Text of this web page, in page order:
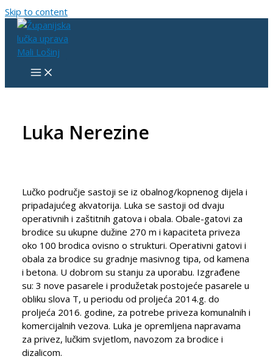
Skip to content
Luka Nerezine
Lučko područje sastoji se iz obalnog/kopnenog dijela i
pripadajućeg akvatorija. Luka se sastoji od dvaju
operativnih i zaštitnih gatova i obala. Obale-gatovi za
brodice su ukupne dužine 270 m i kapaciteta priveza
oko 100 brodica ovisno o strukturi. Operativni gatovi i
obala za brodice su gradnje masivnog tipa, od kamena
i betona. U dobrom su stanju za uporabu. Izgrađene
su: 3 nove pasarele i produžetak postojeće pasarele u
obliku slova T, u periodu od proljeća 2014.g. do
proljeća 2016. godine, za potrebe priveza komunalnih i
komercijalnih vezova. Luka je opremljena napravama
za privez, lučkim svjetlom, navozom za brodice i
dizalicom.